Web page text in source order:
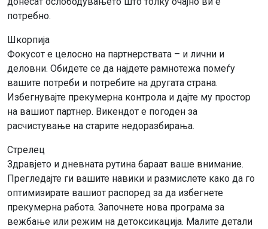
потребно.
Шкорпија
Фокусот е целосно на партнерствата – и лични и
деловни. Обидете се да најдете рамнотежа помеѓу
вашите потреби и потребите на другата страна.
Избегнувајте прекумерна контрола и дајте му простор
на вашиот партнер. Викендот е погоден за
расчистување на старите недоразбирања.
Стрелец
Здравјето и дневната рутина бараат ваше внимание.
Прегледајте ги вашите навики и размислете како да го
оптимизирате вашиот распоред за да избегнете
прекумерна работа. Започнете нова програма за
вежбање или режим на детоксикација. Малите детали